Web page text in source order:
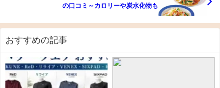
の口コミ～カロリーや炭水化物も
おすすめの記事